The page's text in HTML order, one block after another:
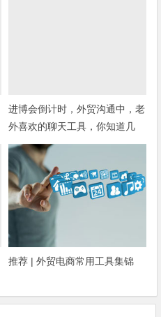
进博会倒计时，外贸沟通中，老
外喜欢的聊天工具，你知道几
种？
推荐 | 外贸电商常用工具集锦